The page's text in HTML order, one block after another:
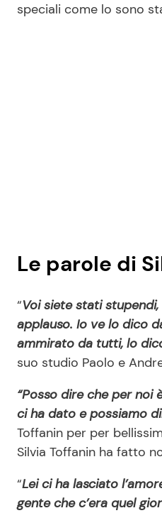
speciali come lo sono
Le parole di
“Voi siete stati
applauso. Io ve lo dico
ammirato da tutti, lo
suo studio Paolo e
“Posso dire che per
ci ha dato e possiamo
Toffanin per per
Silvia Toffanin ha fatto
“Lei ci ha lasciato
gente che c’era quel